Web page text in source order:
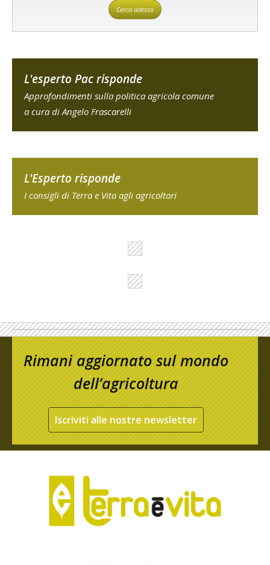
Cerca adesso
L'esperto Pac risponde
Approfondimenti sulla politica agricola comune
a cura di Angelo Frascarelli
L'Esperto risponde
I consigli di Terra e Vita agli agricoltori
Rimani aggiornato sul mondo
dell’agricoltura
Iscriviti alle nostre newsletter